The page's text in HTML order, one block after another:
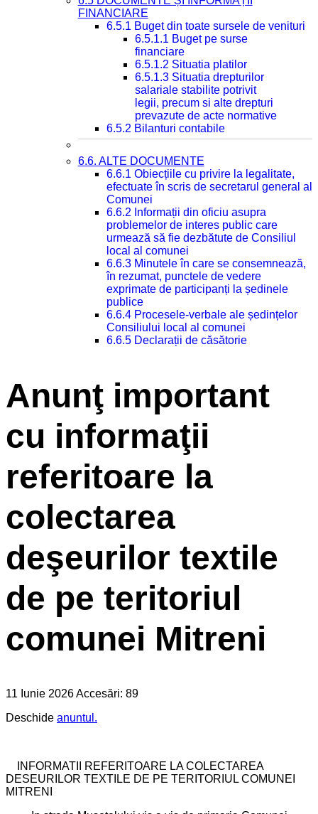
FINANCIARE
6.5.1 Buget din toate sursele de venituri
6.5.1.1 Buget pe surse
financiare
6.5.1.2 Situatia platilor
6.5.1.3 Situatia drepturilor
salariale stabilite potrivit
legii, precum si alte drepturi
prevazute de acte normative
6.5.2 Bilanturi contabile
6.6. ALTE DOCUMENTE
6.6.1 Obiecțiile cu privire la legalitate,
efectuate în scris de secretarul general al
Comunei
6.6.2 Informații din oficiu asupra
problemelor de interes public care
urmează să fie dezbătute de Consiliul
local al comunei
6.6.3 Minutele în care se consemnează,
în rezumat, punctele de vedere
exprimate de participanți la ședinele
publice
6.6.4 Procesele-verbale ale ședințelor
Consiliului local al comunei
6.6.5 Declarații de căsătorie
Anunţ important
cu informaţii
referitoare la
colectarea
deşeurilor textile
de pe teritoriul
comunei Mitreni
11 Iunie 2026Accesări: 89
Deschide anuntul.
INFORMATII REFERITOARE LA COLECTAREA
DESEURILOR TEXTILE DE PE TERITORIUL COMUNEI
MITRENI